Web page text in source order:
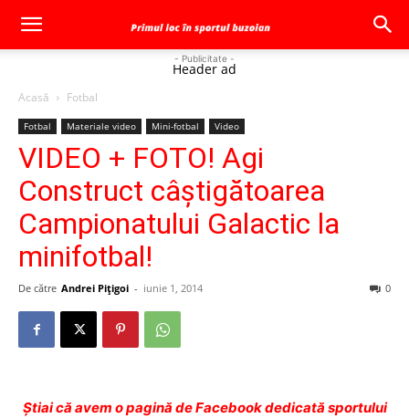
- Publicitate -
Header ad
Acasă Fotbal
Fotbal Materiale video Mini-fotbal Video
VIDEO + FOTO! Agi
Construct câştigătoarea
Campionatului Galactic la
minifotbal!
De către Andrei Pițigoi - iunie 1, 2014 0
Ştiai că avem o pagină de Facebook dedicată sportului